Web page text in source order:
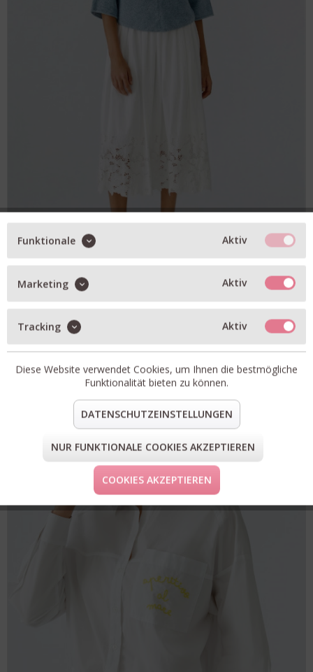
Oui Midirock - optic white
XS S M L
XL
Funktionale Aktiv
Marketing Aktiv
Tracking Aktiv
Diese Website verwendet Cookies, um Ihnen die bestmögliche
Funktionalität bieten zu können.
DATENSCHUTZEINSTELLUNGEN
NUR FUNKTIONALE COOKIES AKZEPTIEREN
COOKIES AKZEPTIEREN